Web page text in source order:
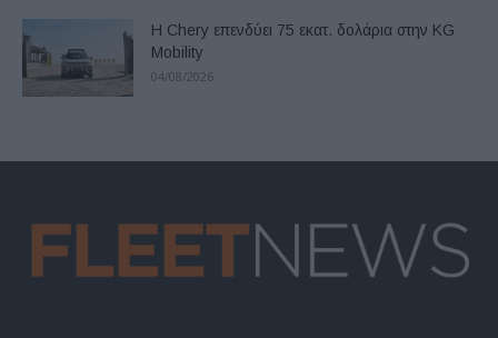
Η Chery επενδύει 75 εκατ. δολάρια στην KG
Mobility
04/08/2026